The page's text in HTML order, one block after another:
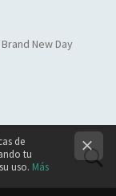
New Day
de
tu
uso. Más